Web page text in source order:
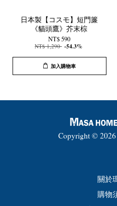
日本製【コスモ】短門簾
《貓頭鷹》芥末棕
NT$ 590
NT$ 1,290 -54.3%
加入購物車
Copyright ©
關於
購物